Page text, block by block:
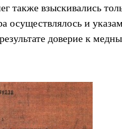
также взыскивались
осуществлялось и
доверие к